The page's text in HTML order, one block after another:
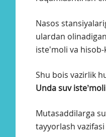
Nasos
ulardan
isteʼmoli va
Shu bois vazirlik
Unda suv
Mutasaddilarga
tayyorlash vazifasi